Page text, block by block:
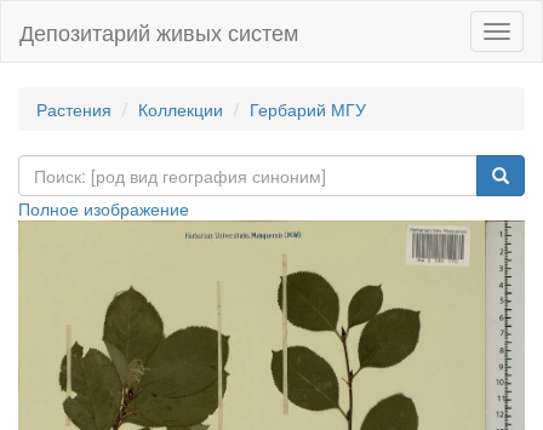
Депозитарий живых систем
Растения Коллекции Гербарий МГУ
Полное изображение